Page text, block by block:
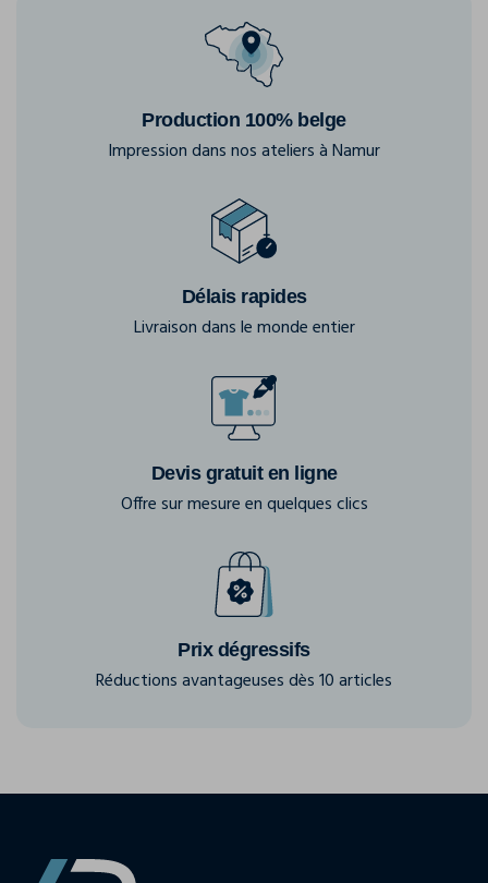
Production 100% belge
Impression dans nos ateliers à Namur
Délais rapides
Livraison dans le monde entier
Devis gratuit en ligne
Offre sur mesure en quelques clics
Prix dégressifs
Réductions avantageuses dès 10 articles